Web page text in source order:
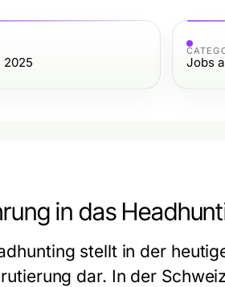
2025 Jobs
in das
stellt in der
dar. In der